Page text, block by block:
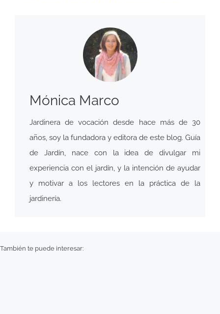
Mónica Marco
Jardinera de vocación desde hace más de 30
años, soy la fundadora y editora de este blog. Guía
de Jardín, nace con la idea de divulgar mi
experiencia con el jardín, y la intención de ayudar
y motivar a los lectores en la práctica de la
jardinería.
También te puede interesar: